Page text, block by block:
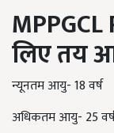
लिए तय
न्यूनतम आयु- 18 वर्ष
अधिकतम आयु- 25